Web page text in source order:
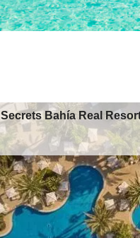
Secrets Bahía Real